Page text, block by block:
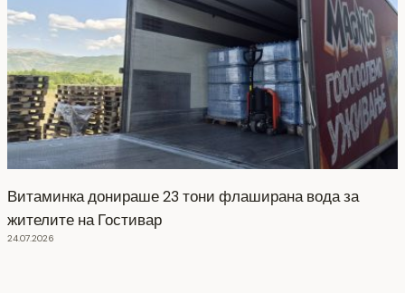
Витаминка донираше 23 тони флаширана вода за
жителите на Гостивар
24.07.2026